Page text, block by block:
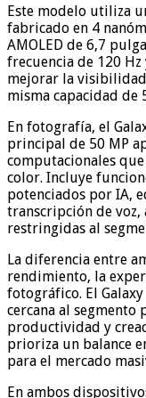
Este modelo utiliza
fabricado en 4
AMOLED de 6,7
frecuencia de 120
mejorar la
misma capacidad de
En fotografía, el
principal de 50 MP
computacionales
color. Incluye
potenciados por IA,
transcripción de voz,
restringidas al
La diferencia entre
rendimiento, la
fotográfico. El
cercana al
productividad y
prioriza un balance
para el mercado
En ambos